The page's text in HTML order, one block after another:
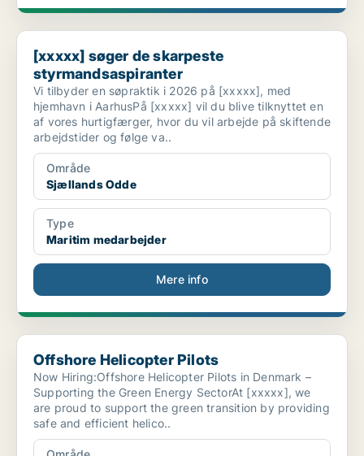
[xxxxx] søger de skarpeste styrmandsaspiranter
[xxxxx] søger de skarpeste
styrmandsaspiranter
Vi tilbyder en søpraktik i 2026 på [xxxxx], med
hjemhavn i AarhusPå [xxxxx] vil du blive tilknyttet en
af vores hurtigfærger, hvor du vil arbejde på skiftende
arbejdstider og følge va..
Område
Sjællands Odde
Type
Maritim medarbejder
Mere info
Offshore Helicopter Pilots
Offshore Helicopter Pilots
Now Hiring:Offshore Helicopter Pilots in Denmark –
Supporting the Green Energy SectorAt [xxxxx], we
are proud to support the green transition by providing
safe and efficient helico..